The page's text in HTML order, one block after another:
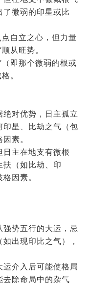
了微弱的印星或比
自立之心，但力量
从旺势。
即那个微弱的根或
。
对优势，日主孤立
星、比劫之气（包
素。
主在地支有微根
扶（如比劫、印
因素。
势五行的大运，忌
出现印比之气），
介入后可能使格局
除命局中的杂气